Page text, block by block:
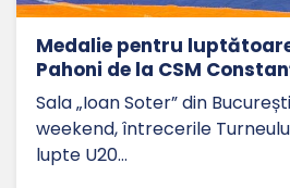
Medalie pentru
Pahoni de la CSM
Sala „Ioan Soter” din
weekend, întrecerile
lupte U20…